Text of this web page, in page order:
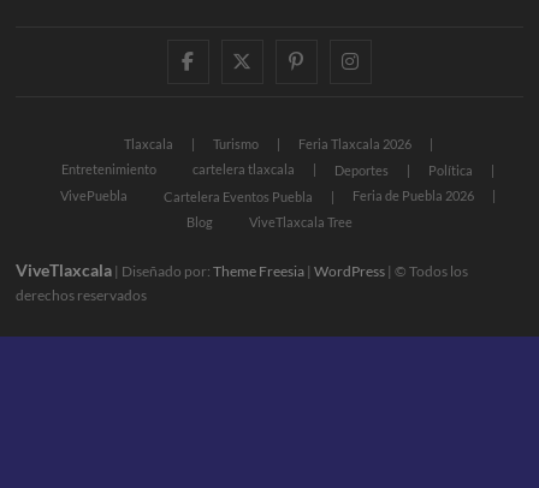
facebooktwitter
pinterestinstagram
Tlaxcala Turismo
Feria Tlaxcala 2026
Entretenimiento
cartelera tlaxcala Deportes
Política
VivePuebla
Cartelera Eventos Puebla
Feria de Puebla 2026
Blog
ViveTlaxcala Tree
ViveTlaxcala | Diseñado por:Theme Freesia |WordPress | © Todos los
derechos reservados